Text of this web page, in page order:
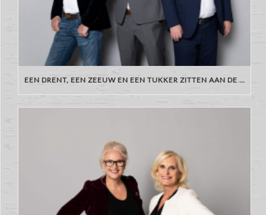
EEN DRENT, EEN ZEEUW EN EEN TUKKER ZITTEN AAN DE BAR…